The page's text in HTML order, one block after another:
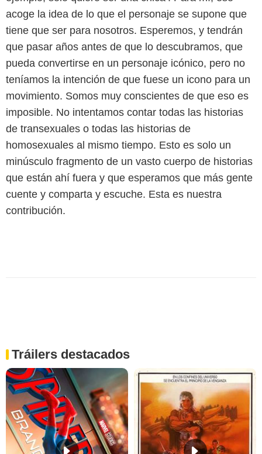
acoge la idea de lo que el personaje se supone que
tiene que ser para nosotros. Esperemos, y tendrán
que pasar años antes de que lo descubramos, que
pueda convertirse en un personaje icónico, pero no
teníamos la intención de que fuese un icono para un
movimiento. Somos muy conscientes de que eso es
imposible. No intentamos contar todas las historias
de transexuales o todas las historias de
homosexuales al mismo tiempo. Esto es solo un
minúsculo fragmento de un vasto cuerpo de historias
que están ahí fuera y que esperamos que más gente
cuente y comparta y escuche. Esta es nuestra
contribución.
Tráilers destacados